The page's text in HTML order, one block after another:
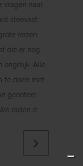
vragen naar
steevast:
reizen
die er nog
ongelijk. Alle
te doen met
genoten!
raden d
Next